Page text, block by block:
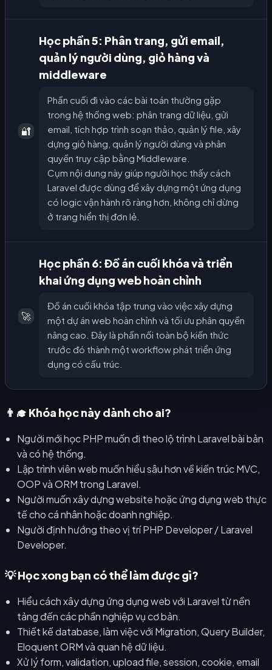
🔐
Học phần 5: Phân trang, gửi email,
quản lý người dùng, giỏ hàng và
middleware
Phần cuối đi vào các bài toán thường gặp
trong hệ thống web: phân trang dữ liệu, gửi
email, tích hợp trình soạn thảo, quản lý file, xây
dựng giỏ hàng, quản lý người dùng và phân
quyền truy cập bằng Middleware.
Cụm nội dung này giúp người học thấy cách
Laravel được dùng để xây dựng một ứng dụng
có logic vận hành rõ ràng hơn, không chỉ dừng
ở trang hiển thị đơn lẻ.
🚀
Học phần 6: Đồ án cuối khóa và triển
khai ứng dụng web hoàn chỉnh
Đồ án cuối khóa tập trung vào việc xây dựng
một dự án web hoàn chỉnh và tối ưu phân quyền
nâng cao. Đây là phần nối toàn bộ kiến thức
trước đó thành một workflow phát triển ứng
dụng có cấu trúc.
👨‍🎓 Khóa học này dành cho ai?
Người mới học PHP muốn đi theo lộ trình Laravel bài bản
và có hệ thống.
Lập trình viên web muốn hiểu sâu hơn về kiến trúc MVC,
OOP và ORM trong Laravel.
Người muốn xây dựng website hoặc ứng dụng web thực
tế cho cá nhân hoặc doanh nghiệp.
Người định hướng theo vị trí PHP Developer / Laravel
Developer.
💡 Học xong bạn có thể làm được gì?
Hiểu cách xây dựng ứng dụng web với Laravel từ nền
tảng đến các phần nghiệp vụ cơ bản.
Thiết kế database, làm việc với Migration, Query Builder,
Eloquent ORM và quan hệ dữ liệu.
Xử lý form, validation, upload file, session, cookie, email